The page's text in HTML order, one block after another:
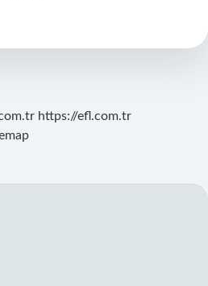
https://efl.com.tr